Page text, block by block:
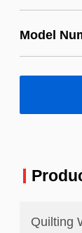
Model
Quilting